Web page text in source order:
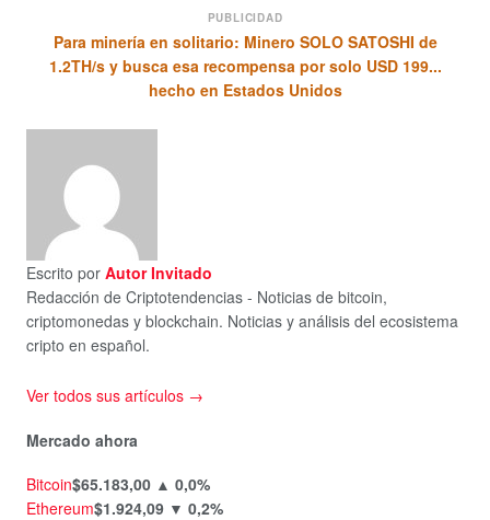
PUBLICIDAD
Para minería en solitario: Minero SOLO SATOSHI de
1.2TH/s y busca esa recompensa por solo USD 199...
hecho en Estados Unidos
Escrito por Autor Invitado
Redacción de Criptotendencias - Noticias de bitcoin,
criptomonedas y blockchain. Noticias y análisis del ecosistema
cripto en español.
Ver todos sus artículos →
Mercado ahora
Bitcoin$65.183,00 ▲ 0,0%
Ethereum$1.924,09 ▼ 0,2%